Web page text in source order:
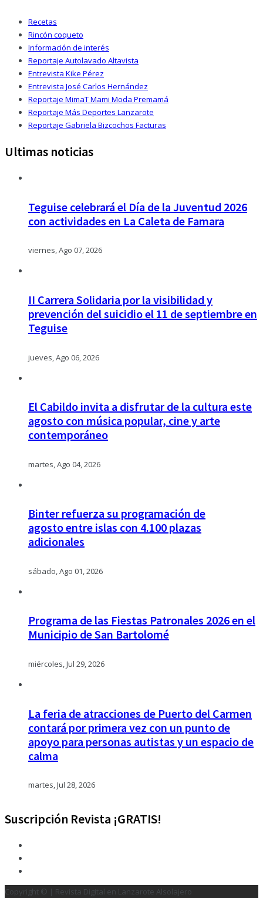
Recetas
Rincón coqueto
Información de interés
Reportaje Autolavado Altavista
Entrevista Kike Pérez
Entrevista José Carlos Hernández
Reportaje MimaT Mami Moda Premamá
Reportaje Más Deportes Lanzarote
Reportaje Gabriela Bizcochos Facturas
Ultimas noticias
Teguise celebrará el Día de la Juventud 2026
con actividades en La Caleta de Famara
viernes, Ago 07, 2026
II Carrera Solidaria por la visibilidad y
prevención del suicidio el 11 de septiembre en
Teguise
jueves, Ago 06, 2026
El Cabildo invita a disfrutar de la cultura este
agosto con música popular, cine y arte
contemporáneo
martes, Ago 04, 2026
Binter refuerza su programación de
agosto entre islas con 4.100 plazas
adicionales
sábado, Ago 01, 2026
Programa de las Fiestas Patronales 2026 en el
Municipio de San Bartolomé
miércoles, Jul 29, 2026
La feria de atracciones de Puerto del Carmen
contará por primera vez con un punto de
apoyo para personas autistas y un espacio de
calma
martes, Jul 28, 2026
Suscripción Revista ¡GRATIS!
Copyright © | Revista Digital en Lanzarote Alsolajero